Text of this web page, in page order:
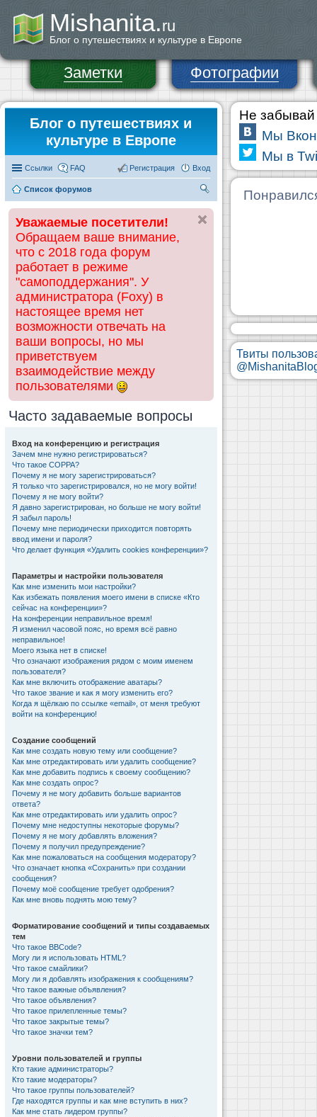
Mishanita.ru
Блог о путешествиях и культуре в Европе
Заметки Фотографии
Блог о путешествиях и
культуре в Европе
Ссылки FAQ Вход
Регистрация
Список форумов
ск
Уважаемые посетители!
Обращаем ваше внимание,
что с 2018 года форум
работает в режиме
"самоподдержания". У
администратора (Foxy) в
настоящее время нет
возможности отвечать на
ваши вопросы, но мы
приветствуем
взаимодействие между
пользователями
Часто задаваемые вопросы
Вход на конференцию и регистрация
Зачем мне нужно регистрироваться?
Что такое COPPA?
Почему я не могу зарегистрироваться?
Я только что зарегистрировался, но не могу войти!
Почему я не могу войти?
Я давно зарегистрирован, но больше не могу войти!
Я забыл пароль!
Почему мне периодически приходится повторять
ввод имени и пароля?
Что делает функция «Удалить cookies конференции»?
Параметры и настройки пользователя
Как мне изменить мои настройки?
Как избежать появления моего имени в списке «Кто
сейчас на конференции»?
На конференции неправильное время!
Я изменил часовой пояс, но время всё равно
неправильное!
Моего языка нет в списке!
Что означают изображения рядом с моим именем
пользователя?
Как мне включить отображение аватары?
Что такое звание и как я могу изменить его?
Когда я щёлкаю по ссылке «email», от меня требуют
войти на конференцию!
Создание сообщений
Как мне создать новую тему или сообщение?
Как мне отредактировать или удалить сообщение?
Как мне добавить подпись к своему сообщению?
Как мне создать опрос?
Почему я не могу добавить больше вариантов
ответа?
Как мне отредактировать или удалить опрос?
Почему мне недоступны некоторые форумы?
Почему я не могу добавлять вложения?
Почему я получил предупреждение?
Как мне пожаловаться на сообщения модератору?
Что означает кнопка «Сохранить» при создании
сообщения?
Почему моё сообщение требует одобрения?
Как мне вновь поднять мою тему?
Форматирование сообщений и типы создаваемых
тем
Что такое BBCode?
Могу ли я использовать HTML?
Что такое смайлики?
Могу ли я добавлять изображения к сообщениям?
Что такое важные объявления?
Что такое объявления?
Что такое прилепленные темы?
Что такое закрытые темы?
Что такое значки тем?
Уровни пользователей и группы
Кто такие администраторы?
Кто такие модераторы?
Что такое группы пользователей?
Где находятся группы и как мне вступить в них?
Как мне стать лидером группы?
Не забывай
Мы
Мы в
Твиты